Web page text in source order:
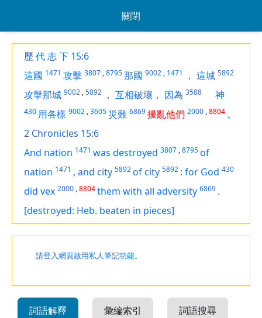
關閉
歷 代 志 下 15:6
這國 1471 攻擊 3807 ,8795那國 9002 , 1471 ， 這城 5892
攻擊那城 9002 ,5892 ， 互相破壞， 因為 3588 神
430 用各樣 9002 ,3605 災難 6869擾亂他們 2000 ,8804 。
2 Chronicles 15:6
And nation 1471 was destroyed 3807 ,8795of
nation 1471 , and city 5892of city 5892 : for God 430
did vex 2000 ,8804them with all adversity 6869 .
[destroyed: Heb. beaten in pieces]
請登入網頁啟用私人筆記功能。
詞語解釋 彙編索引 詞語搜尋